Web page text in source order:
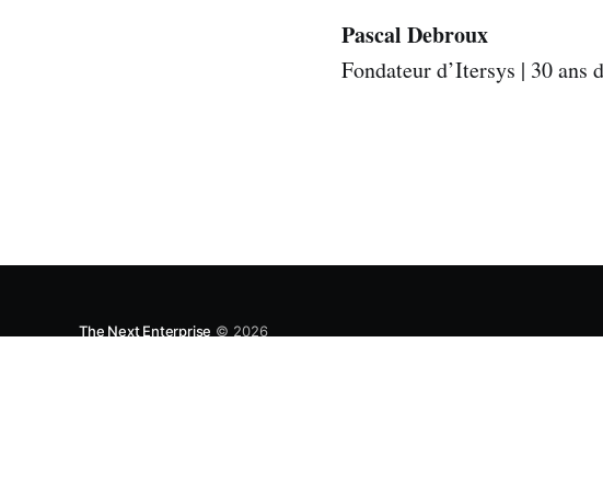
Pascal Debroux
Fondateur d’Itersys | 30 ans
The Next Enterprise © 2026